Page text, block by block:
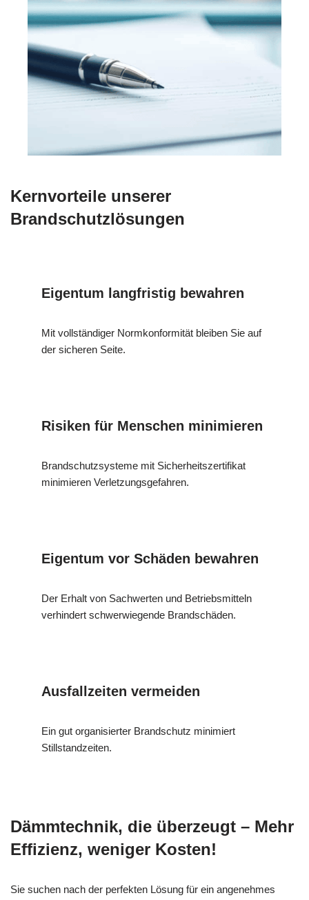
Kernvorteile unserer
Brandschutzlösungen
Eigentum langfristig bewahren
Mit vollständiger Normkonformität bleiben Sie auf
der sicheren Seite.
Risiken für Menschen minimieren
Brandschutzsysteme mit Sicherheitszertifikat
minimieren Verletzungsgefahren.
Eigentum vor Schäden bewahren
Der Erhalt von Sachwerten und Betriebsmitteln
verhindert schwerwiegende Brandschäden.
Ausfallzeiten vermeiden
Ein gut organisierter Brandschutz minimiert
Stillstandzeiten.
Dämmtechnik, die überzeugt – Mehr
Effizienz, weniger Kosten!
Sie suchen nach der perfekten Lösung für ein angenehmes